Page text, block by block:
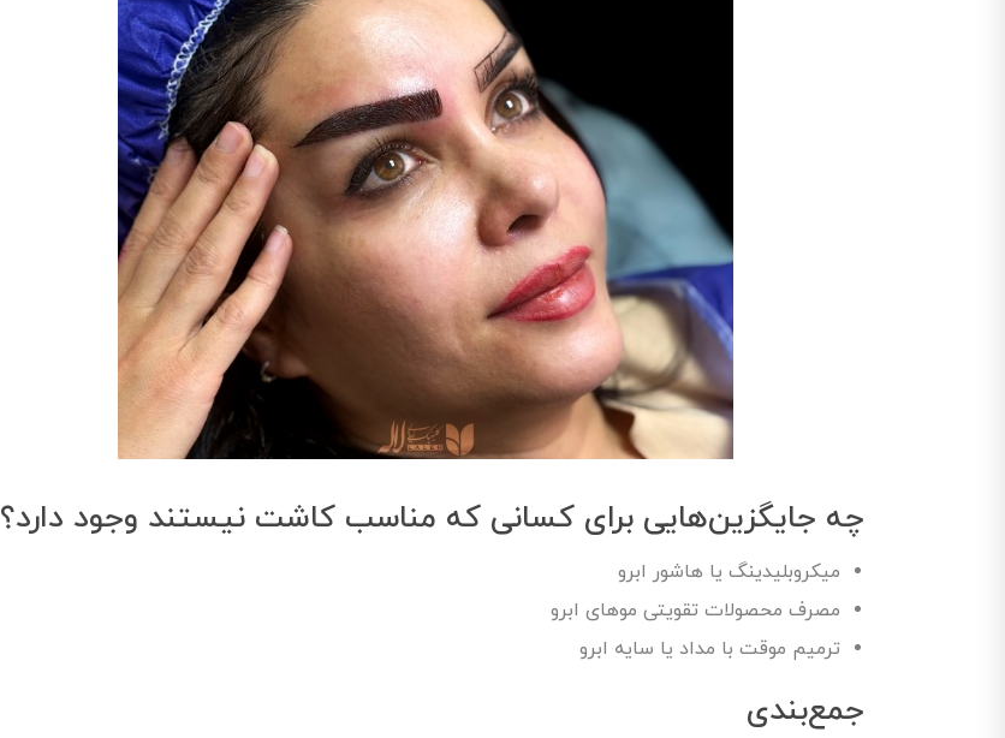
چه جایگزین‌هایی برای کسانی که مناسب کاشت نیستند وجود دارد؟
میکروبلیدینگ یا هاشور ابرو
مصرف محصولات تقویتی موهای ابرو
ترمیم موقت با مداد یا سایه ابرو
جمع‌بندی